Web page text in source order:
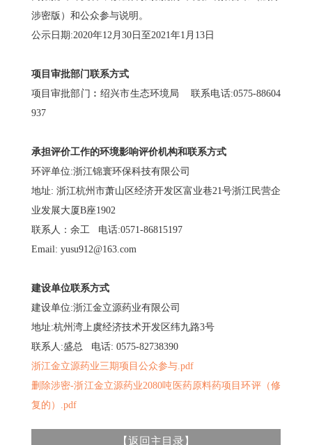
涉密版）和公众参与说明。
公示日期:2020年12月30日至2021年1月13日
项目审批部门联系方式
项目审批部门︰绍兴市生态环境局 联系电话:0575-88604
937
承担评价工作的环境影响评价机构和联系方式
环评单位:浙江锦寰环保科技有限公司
地址: 浙江杭州市萧山区经济开发区富业巷21号浙江民营企
业发展大厦B座1902
联系人：余工 电话:0571-86815197
Email: yusu912@163.com
建设单位联系方式
建设单位:浙江金立源药业有限公司
地址:杭州湾上虞经济技术开发区纬九路3号
联系人:盛总 电话: 0575-82738390
浙江金立源药业三期项目公众参与.pdf
删除涉密-浙江金立源药业2080吨医药原料药项目环评（修
复的）.pdf
【返回主目录】